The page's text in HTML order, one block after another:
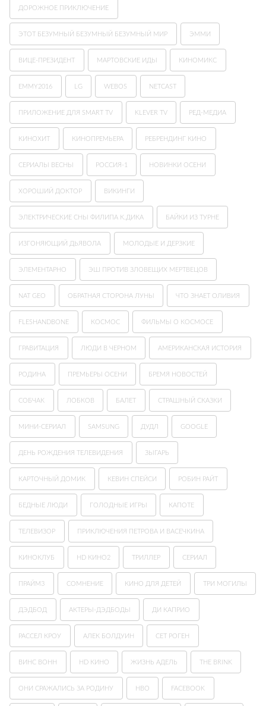
ДОРОЖНОЕ ПРИКЛЮЧЕНИЕ
ЭТОТ БЕЗУМНЫЙ БЕЗУМНЫЙ БЕЗУМНЫЙ МИР ЭММИ
ВИЦЕ-ПРЕЗИДЕНТ МАРТОВСКИЕ ИДЫ КИНОМИКС
EMMY2016 LG WEBOS NETCAST
ПРИЛОЖЕНИЕ ДЛЯ SMART TV KLEVER TV РЕД-МЕДИА
КИНОХИТ КИНОПРЕМЬЕРА РЕБРЕНДИНГ КИНО
СЕРИАЛЫ ВЕСНЫ РОССИЯ-1 НОВИНКИ ОСЕНИ
ХОРОШИЙ ДОКТОР ВИКИНГИ
ЭЛЕКТРИЧЕСКИЕ СНЫ ФИЛИПА К.ДИКА БАЙКИ ИЗ ТУРНЕ
ИЗГОНЯЮЩИЙ ДЬЯВОЛА МОЛОДЫЕ И ДЕРЗКИЕ
ЭЛЕМЕНТАРНО ЭШ ПРОТИВ ЗЛОВЕЩИХ МЕРТВЕЦОВ
NAT GEO ОБРАТНАЯ СТОРОНА ЛУНЫ ЧТО ЗНАЕТ ОЛИВИЯ
FLESHANDBONE КОСМОС ФИЛЬМЫ О КОСМОСЕ
ГРАВИТАЦИЯ ЛЮДИ В ЧЕРНОМ АМЕРИКАНСКАЯ ИСТОРИЯ
РОДИНА ПРЕМЬЕРЫ ОСЕНИ БРЕМЯ НОВОСТЕЙ
СОБЧАК ЛОБКОВ БАЛЕТ СТРАШНЫЙ СКАЗКИ
МИНИ-СЕРИАЛ SAMSUNG ДУДЛ GOOGLE
ДЕНЬ РОЖДЕНИЯ ТЕЛЕВИДЕНИЯ ЗЫГАРЬ
КАРТОЧНЫЙ ДОМИК КЕВИН СПЕЙСИ РОБИН РАЙТ
БЕДНЫЕ ЛЮДИ ГОЛОДНЫЕ ИГРЫ КАПОТЕ
ТЕЛЕВИЗОР ПРИКЛЮЧЕНИЯ ПЕТРОВА И ВАСЕЧКИНА
КИНОКЛУБ HD КИНО2 ТРИЛЛЕР СЕРИАЛ
ПРАЙМ3 СОМНЕНИЕ КИНО ДЛЯ ДЕТЕЙ ТРИ МОГИЛЫ
ДЭДБОД АКТЕРЫ-ДЭДБОДЫ ДИ КАПРИО
РАССЕЛ КРОУ АЛЕК БОЛДУИН СЕТ РОГЕН
ВИНС ВОНН HD КИНО ЖИЗНЬ АДЕЛЬ THE BRINK
ОНИ СРАЖАЛИСЬ ЗА РОДИНУ HBO FACEBOOK